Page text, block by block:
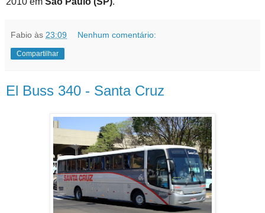
Fabio às 23:09 Nenhum comentário:
Compartilhar
El Buss 340 - Santa Cruz